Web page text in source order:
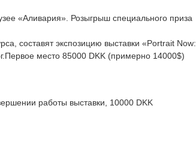
«Аливария». Розыгрыш специального приза
составят экспозицию выставки «Portrait Now:
место 85000 DKK (примерно 14000$)
работы выставки, 10000 DKK